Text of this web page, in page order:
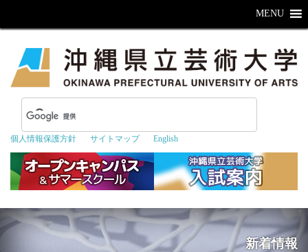
個人情報保護方針 サイトマップ English
MENU
新着情報